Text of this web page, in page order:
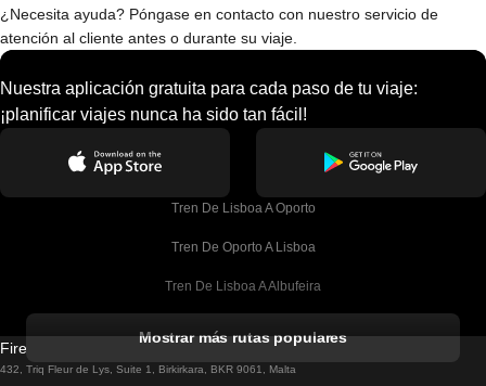
¿Necesita ayuda? Póngase en contacto con nuestro servicio de
atención al cliente antes o durante su viaje.
Nuestra aplicación gratuita para cada paso de tu viaje:
¡planificar viajes nunca ha sido tan fácil!
Tren De Lisboa A Oporto
Tren De Oporto A Lisboa
Tren De Lisboa A Albufeira
Tren De Lisboa A Lagos
Mostrar más rutas populares
Firebird GT Limited (OC 1451)
432, Triq Fleur de Lys, Suite 1, Birkirkara, BKR 9061, Malta